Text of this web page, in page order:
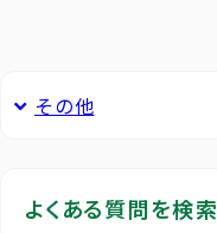
その他
よくある質問を検索